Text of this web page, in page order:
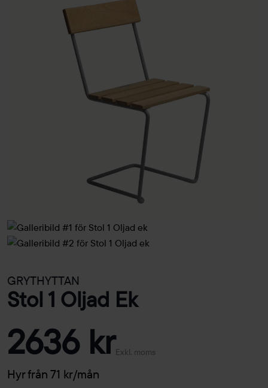
GRYTHYTTAN
Stol 1 Oljad Ek
2636 krExkl. moms
Hyr från 71 kr/mån